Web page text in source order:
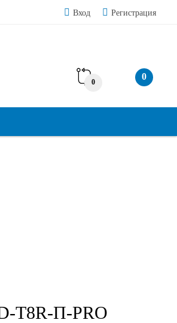
Вход Регистрация
0
0
T8R-П-PRO